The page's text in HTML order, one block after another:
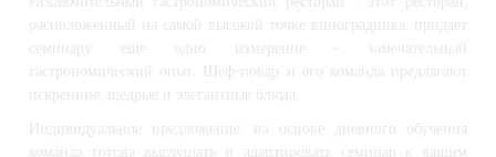
расположенный на самой высокой точке виноградника, придает
семинару еще одно измерение - замечательный
гастрономический опыт. Шеф-повар и его команда предлагают
искренние, щедрые и элегантные блюда.
Индивидуальное предложение: на основе дневного обучения
команда готова выслушать и адаптировать семинар к вашим